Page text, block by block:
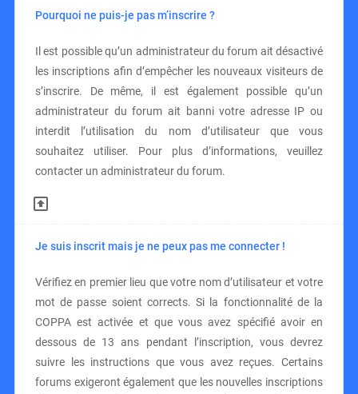
Pourquoi ne puis-je pas m’inscrire ?
Il est possible qu’un administrateur du forum ait désactivé
les inscriptions afin d’empêcher les nouveaux visiteurs de
s’inscrire. De même, il est également possible qu’un
administrateur du forum ait banni votre adresse IP ou
interdit l’utilisation du nom d’utilisateur que vous
souhaitez utiliser. Pour plus d’informations, veuillez
contacter un administrateur du forum.
Je suis inscrit mais je ne peux pas me connecter !
Vérifiez en premier lieu que votre nom d’utilisateur et votre
mot de passe soient corrects. Si la fonctionnalité de la
COPPA est activée et que vous avez spécifié avoir en
dessous de 13 ans pendant l’inscription, vous devrez
suivre les instructions que vous avez reçues. Certains
forums exigeront également que les nouvelles inscriptions